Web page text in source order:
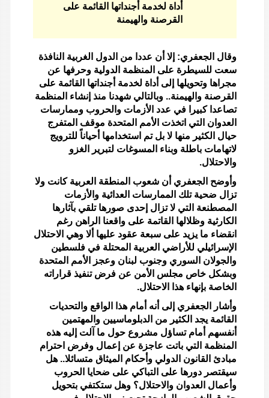
أداة لخدمة أجنداتها القائمة على
القرصنة والهيمنة
وقال الجعفري: إلا أن عددا من الدول الغربية النافذة
سعت للسيطرة على المنظمة الدولية وحرفها عن
مجراها وتحويلها إلى أداة لخدمة أجنداتها القائمة على
القرصنة والهيمنة.. وبالتالي شهدنا منذ إنشاء المنظمة
تصاعدا كبيرا في عدد الأزمات والحروب وممارسات
العدوان التي اتخذت الأمم المتحدة موقف المتفرج
حيال الكثير منها لا بل تم استخدامها أحياناً للترويج
لاتهامات باطلة وبناء المسوغات لتبرير الغزو
والاحتلال.
وأوضح الجعفري أن شعوب المنطقة العربية كانت ولا
تزال ضحية تلك الممارسات العدائية والأزمات
المصطنعة التي لا تزال إحدى صورها تلقي بآثارها
الكارثية وظلالها القاتمة على واقعنا الراهن رغم
انقضاء ما يزيد على سبعة عقود عليها ألا وهي الاحتلال
الإسرائيلي للأراضي العربية المحتلة في فلسطين
والجولان السوري وجنوب لبنان وعجز الأمم المتحدة
وبشكل خاص مجلس الأمن عن فرض تنفيذ قراراته
الخاصة بإنهاء هذا الاحتلال.
وأشار الجعفري إلى أنه أمام هذا الواقع والتحديات
القائمة يجد الكثير من الدبلوماسيين والمهتمين
أنفسهم أمام تساؤل مشروع حول ما آلت إليه هذه
المنظمة التي باتت عاجزة عن إعمال وفرض احترام
مبادئ القانون الدولي وأحكام الميثاق متسائلا.. هل
سيقتصر دورها على التباكي على ضحايا الحروب
وأعمال العدوان والاحتلال؟ وهل ستكتفي بتحويل